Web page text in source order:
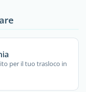
per il tuo trasloco in